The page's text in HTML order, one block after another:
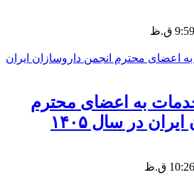
به اعضای محترم
در سال ۱۴۰۵